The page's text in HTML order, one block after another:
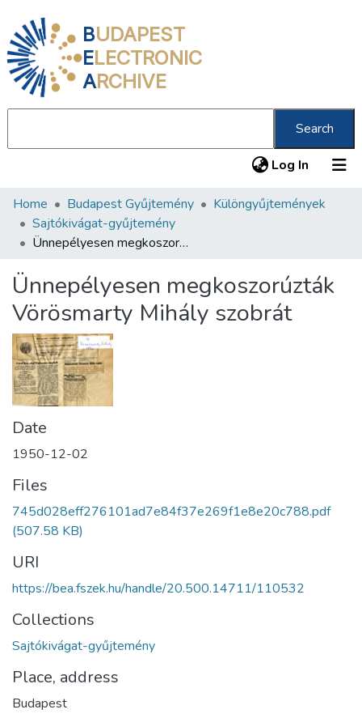
BUDAPEST
ELECTRONIC
ARCHIVE
Search
Log In (current)
Communities & Collections
All of DSpace
Statistics
About us
Home Budapest Gyűjtemény
Különgyűjtemények
Sajtókivágat-gyűjtemény
Ünnepélyesen megkoszorúzták Vörösmarty Mihály szobrát
Ünnepélyesen megkoszorúzták
Vörösmarty Mihály szobrát
Date
1950-12-02
Files
745d028eff276101ad7e84f37e269f1e8e20c788.pdf
(507.58 KB)
URI
https://bea.fszek.hu/handle/20.500.14711/110532
Collections
Sajtókivágat-gyűjtemény
Place, address
Budapest